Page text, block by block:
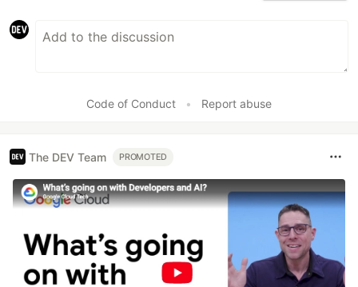
Code of Conduct • Report abuse
The DEV Team PROMOTED